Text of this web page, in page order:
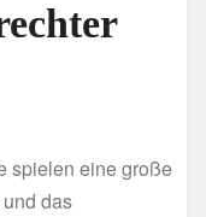
spielen eine große
das